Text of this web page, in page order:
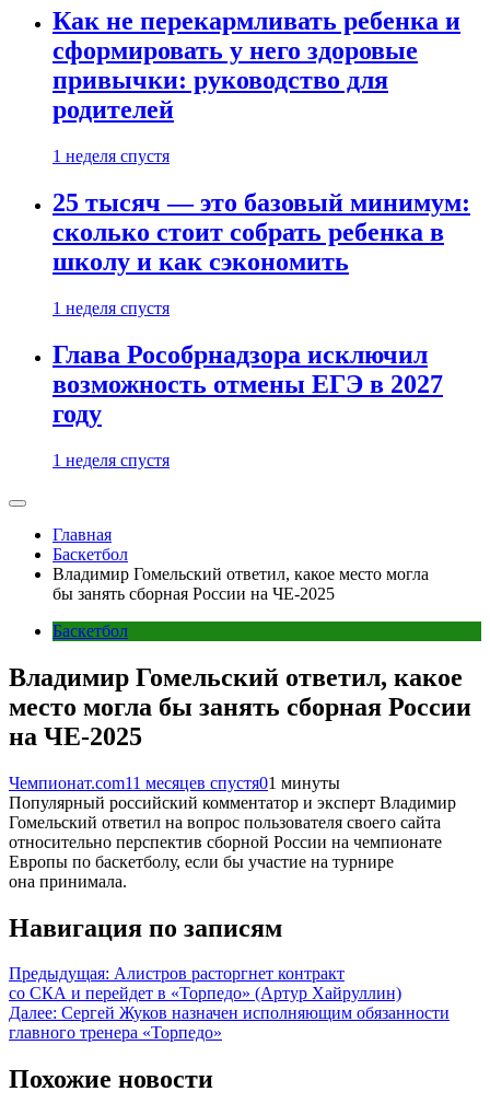
Как не перекармливать ребенка и
сформировать у него здоровые
привычки: руководство для
родителей
1 неделя спустя
25 тысяч — это базовый минимум:
сколько стоит собрать ребенка в
школу и как сэкономить
1 неделя спустя
Глава Рособрнадзора исключил
возможность отмены ЕГЭ в 2027
году
1 неделя спустя
Главная
Баскетбол
Владимир Гомельский ответил, какое место могла
бы занять сборная России на ЧЕ-2025
Баскетбол
Владимир Гомельский ответил, какое
место могла бы занять сборная России
на ЧЕ-2025
Чемпионат.com11 месяцев спустя01 минуты
Популярный российский комментатор и эксперт Владимир
Гомельский ответил на вопрос пользователя своего сайта
относительно перспектив сборной России на чемпионате
Европы по баскетболу, если бы участие на турнире
она принимала.
Навигация по записям
Предыдущая: Алистров расторгнет контракт
со СКА и перейдет в «Торпедо» (Артур Хайруллин)
Далее: Сергей Жуков назначен исполняющим обязанности
главного тренера «Торпедо»
Похожие новости